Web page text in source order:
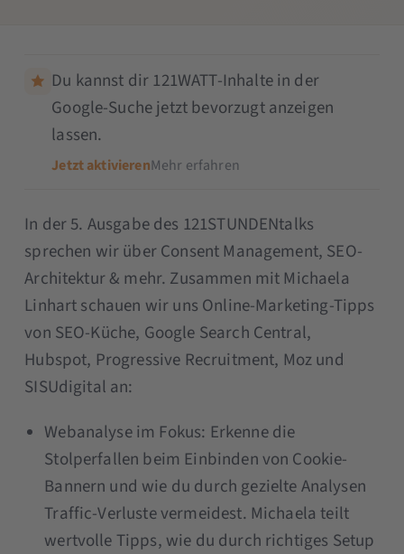
Du kannst dir 121WATT-Inhalte in der
Google-Suche jetzt bevorzugt anzeigen
lassen.
Jetzt aktivierenMehr erfahren
In der 5. Ausgabe des 121STUNDENtalks
sprechen wir über Consent Management, SEO-
Architektur & mehr. Zusammen mit Michaela
Linhart schauen wir uns Online-Marketing-Tipps
von SEO-Küche, Google Search Central,
Hubspot, Progressive Recruitment, Moz und
SISUdigital an:
Webanalyse im Fokus: Erkenne die
Stolperfallen beim Einbinden von Cookie-
Bannern und wie du durch gezielte Analysen
Traffic-Verluste vermeidest. Michaela teilt
wertvolle Tipps, wie du durch richtiges Setup